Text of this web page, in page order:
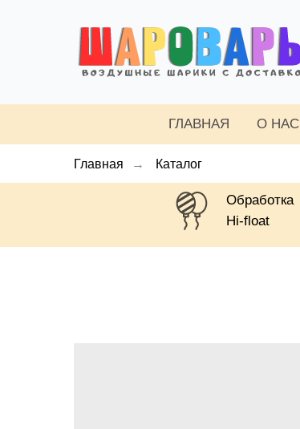
ГЛАВНАЯ О НАС
Главная → Каталог
Обработка
Hi-float